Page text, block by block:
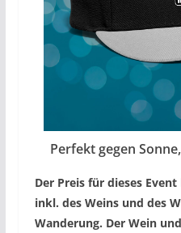
Perfekt gegen
Der Preis für dieses
inkl. des Weins und des
Wanderung. Der Wein